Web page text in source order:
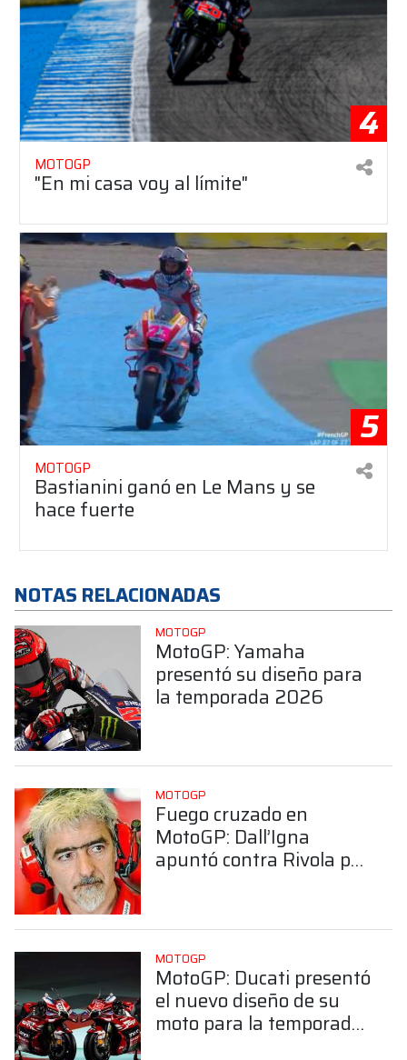
4
MOTOGP
"En mi casa voy al límite"
5
MOTOGP
Bastianini ganó en Le Mans y se
hace fuerte
NOTAS RELACIONADAS
MOTOGP
MotoGP: Yamaha
presentó su diseño para
la temporada 2026
MOTOGP
Fuego cruzado en
MotoGP: Dall’Igna
apuntó contra Rivola por
MOTOGP
MotoGP: Ducati presentó
el nuevo diseño de su
moto para la temporada